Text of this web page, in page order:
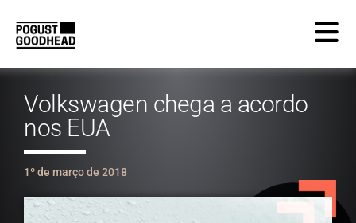
Volkswagen chega a acordo
nos EUA
1º de março de 2018